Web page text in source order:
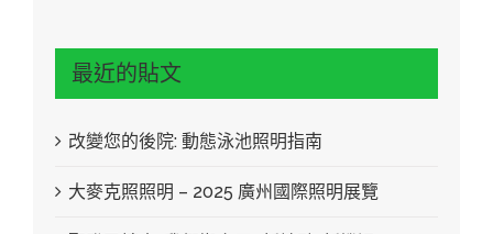
最近的貼文
改變您的後院: 動態泳池照明指南
大麥克照照明 – 2025 廣州國際照明展覽